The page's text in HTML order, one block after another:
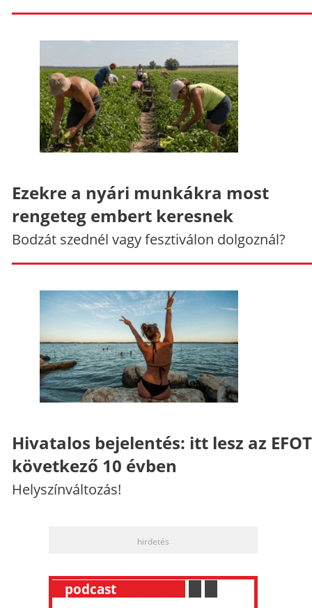
Ezekre a nyári munkákra most
rengeteg embert keresnek
Bodzát szednél vagy fesztiválon dolgoznál?
Hivatalos bejelentés: itt lesz az
következő 10 évben
Helyszínváltozás!
hirdetés
podcast